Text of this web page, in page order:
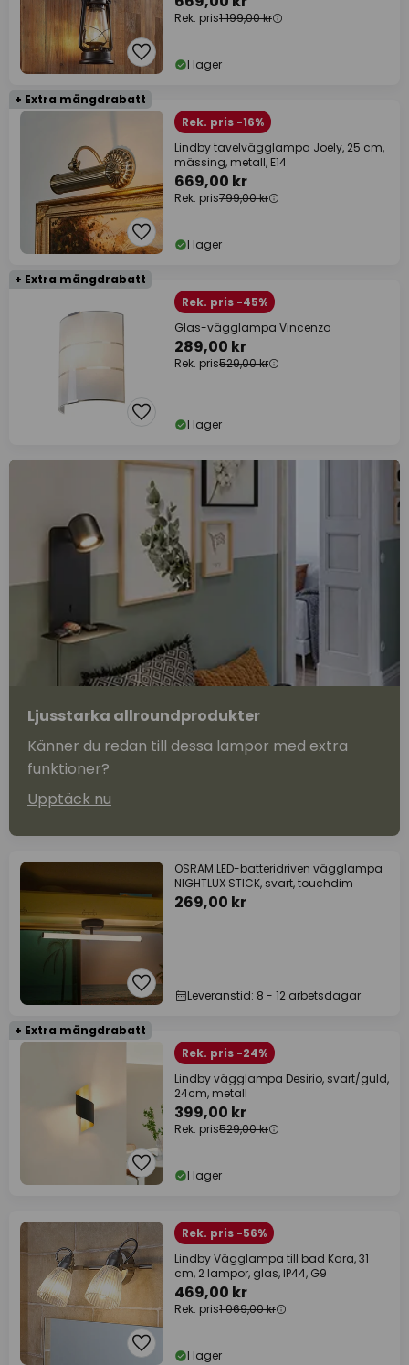
Rek. pris1 199,00 kr
I lager
+ Extra mängdrabatt
Rek. pris -16%
Lindby tavelvägglampa Joely, 25 cm,
mässing, metall, E14
669,00 kr
Rek. pris799,00 kr
I lager
+ Extra mängdrabatt
Rek. pris -45%
Glas-vägglampa Vincenzo
289,00 kr
Rek. pris529,00 kr
I lager
Ljusstarka allroundprodukter
Känner du redan till dessa lampor med extra
funktioner?
Upptäck nu
OSRAM LED-batteridriven vägglampa
NIGHTLUX STICK, svart, touchdim
269,00 kr
Leveranstid: 8 - 12 arbetsdagar
+ Extra mängdrabatt
Rek. pris -24%
Lindby vägglampa Desirio, svart/guld,
24cm, metall
399,00 kr
Rek. pris529,00 kr
I lager
Rek. pris -56%
Lindby Vägglampa till bad Kara, 31
cm, 2 lampor, glas, IP44, G9
469,00 kr
Rek. pris1 069,00 kr
I lager